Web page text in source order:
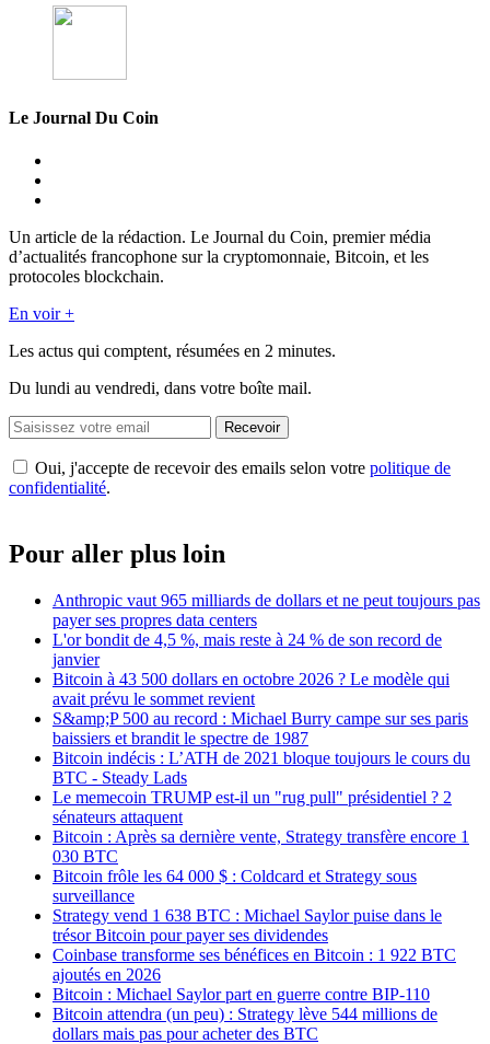
Le Journal Du Coin
Un article de la rédaction. Le Journal du Coin, premier média
d’actualités francophone sur la cryptomonnaie, Bitcoin, et les
protocoles blockchain.
En voir +
Les actus qui comptent, résumées en 2 minutes.
Du lundi au vendredi, dans votre boîte mail.
Recevoir
Oui, j'accepte de recevoir des emails selon votre politique de
confidentialité.
Pour aller plus loin
Anthropic vaut 965 milliards de dollars et ne peut toujours pas
payer ses propres data centers
L'or bondit de 4,5 %, mais reste à 24 % de son record de
janvier
Bitcoin à 43 500 dollars en octobre 2026 ? Le modèle qui
avait prévu le sommet revient
S&amp;P 500 au record : Michael Burry campe sur ses paris
baissiers et brandit le spectre de 1987
Bitcoin indécis : L’ATH de 2021 bloque toujours le cours du
BTC - Steady Lads
Le memecoin TRUMP est-il un "rug pull" présidentiel ? 2
sénateurs attaquent
Bitcoin : Après sa dernière vente, Strategy transfère encore 1
030 BTC
Bitcoin frôle les 64 000 $ : Coldcard et Strategy sous
surveillance
Strategy vend 1 638 BTC : Michael Saylor puise dans le
trésor Bitcoin pour payer ses dividendes
Coinbase transforme ses bénéfices en Bitcoin : 1 922 BTC
ajoutés en 2026
Bitcoin : Michael Saylor part en guerre contre BIP-110
Bitcoin attendra (un peu) : Strategy lève 544 millions de
dollars mais pas pour acheter des BTC